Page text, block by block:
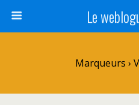
Le
Marqueurs ›